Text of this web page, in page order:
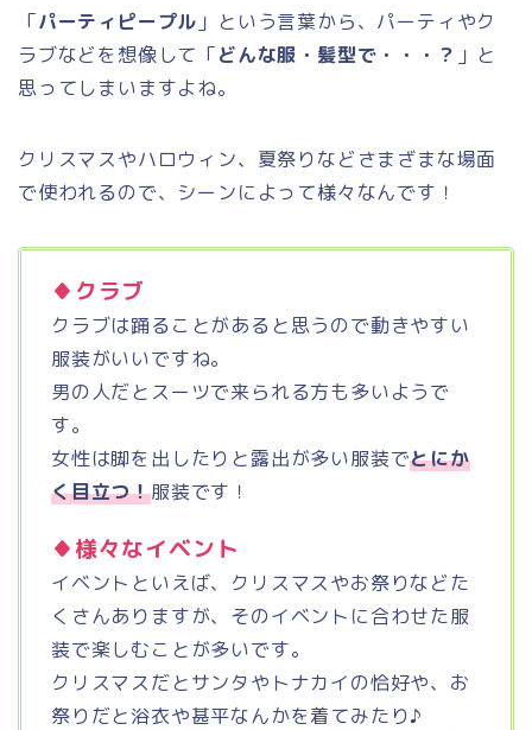
「パーティピープル 」という言葉から、パーティやク
ラブなどを想像して「どんな服・髪型で・・・？ 」 と
思ってしまいますよね。
クリスマスやハロウィン、夏祭りなどさまざまな場面
で使われるので、シーンによって様々なんです！
♦クラブ
クラブは踊ることがあると思うので動きやすい
服装がいいですね。
男の人だとスーツで来られる方も多いようで
す。
女性は脚を出したりと露出が多い服装でとにか
く目立つ！服装です！
♦様々なイベント
イベントといえば、クリスマスやお祭りなどた
くさんありますが、そのイベントに合わせた服
装で楽しむことが多いです。
クリスマスだとサンタやトナカイの恰好や、お
祭りだと浴衣や甚平なんかを着てみたり♪